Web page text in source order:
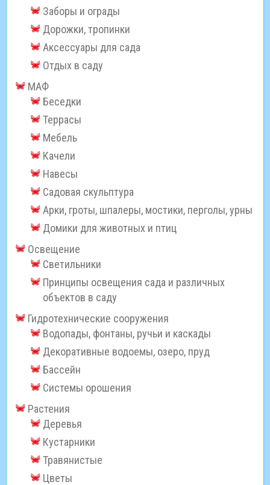
Заборы и ограды
Дорожки, тропинки
Аксессуары для сада
Отдых в саду
МАФ
Беседки
Террасы
Мебель
Качели
Навесы
Садовая скульптура
Арки, гроты, шпалеры, мостики, перголы, урны
Домики для животных и птиц
Освещение
Светильники
Принципы освещения сада и различных
объектов в саду
Гидротехнические сооружения
Водопады, фонтаны, ручьи и каскады
Декоративные водоемы, озеро, пруд
Бассейн
Системы орошения
Растения
Деревья
Кустарники
Травянистые
Цветы